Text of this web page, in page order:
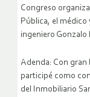
Congreso
Pública, el médico
ingeniero Gonzalo
Adenda: Con gran
participé como
del Inmobiliario